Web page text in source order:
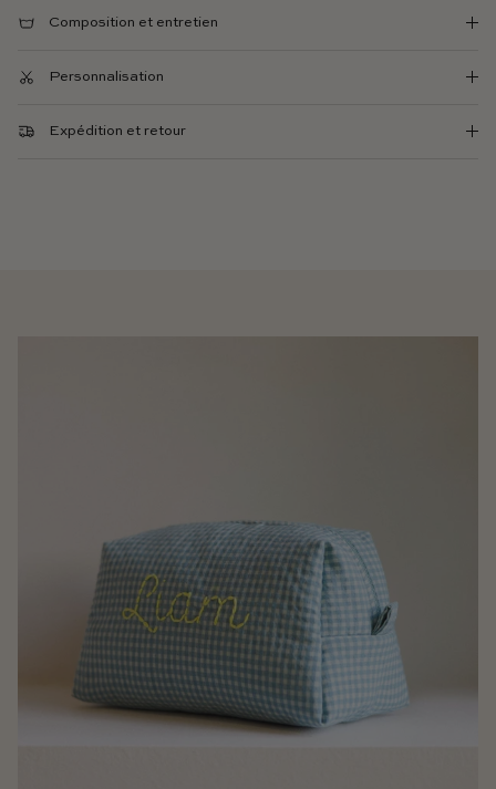
Composition et entretien
Personnalisation
Expédition et retour